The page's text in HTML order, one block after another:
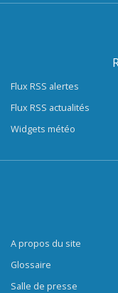
Flux RSS alertes
Flux RSS actualités
Widgets météo
A propos du site
Glossaire
Salle de presse